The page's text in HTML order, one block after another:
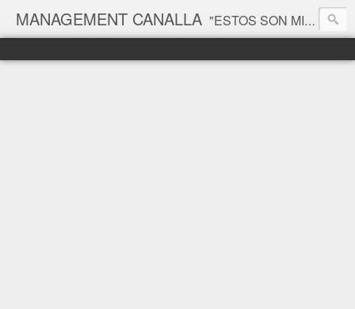
MANAGEMENT CANALLA "ESTOS SON MIS PRINCIPIOS, SI NO LE GUSTAN, TENGO OTROS" Groucho Marx